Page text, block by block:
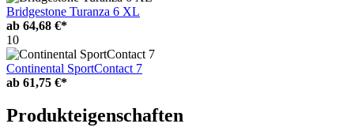
Bridgestone Turanza 6 XL
ab 64,68 €*
10
Continental SportContact 7
ab 61,75 €*
Produkteigenschaften